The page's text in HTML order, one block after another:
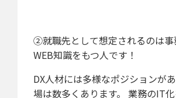
②就職先として想定されるのは事
WEB知識をもつ人です！
DX人材には多様なポジションが
場は数多くあります。 業務のIT